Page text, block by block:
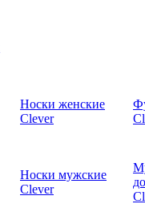
Носки женские
Clever
Носки мужские
Clever